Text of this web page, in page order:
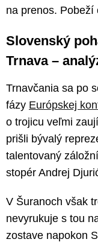
na prenos. Pobeží
Slovenský
Trnava –
Trnavčania sa po
fázy Európskej
o trojicu veľmi
prišli bývalý
talentovaný
stopér Andrej
V Šuranoch však
nevyrukuje s tou
zostave napokon